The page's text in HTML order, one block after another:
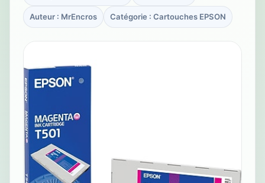
Auteur : MrEncros Catégorie : Cartouches EPSON